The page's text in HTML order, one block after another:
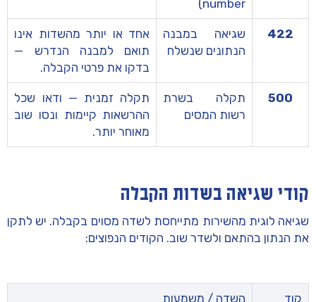
number)
422
שגיאה במבנה
הנתונים שנשלח
אחד או יותר מהשדות אינו
תואם למבנה הנדרש —
בדקו את פרטי הקבלה.
500
תקלה בשרת
רשות המסים
תקלה זמנית — ודאו שכל
ההרשאות קיימות ונסו שוב
מאוחר יותר.
קודי שגיאה בשדות הקבלה
שגיאה לוגית מהשירות מתייחסת לשדה מסוים בקבלה. יש לתקן
את הנתון בהתאם ולשדר שוב. הקודים הנפוצים:
קוד השדה / משמעות